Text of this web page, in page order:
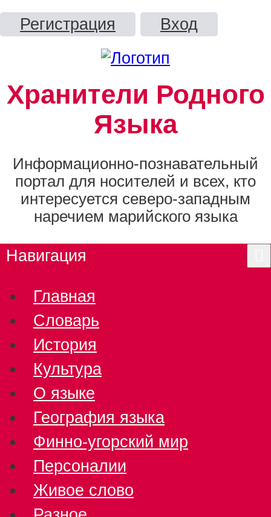
Регистрация Вход
Хранители Родного
Языка
Информационно-познавательный
портал для носителей и всех, кто
интересуется северо-западным
наречием марийского языка
Навигация
Главная
Словарь
История
Культура
О языке
География языка
Финно-угорский мир
Персоналии
Живое слово